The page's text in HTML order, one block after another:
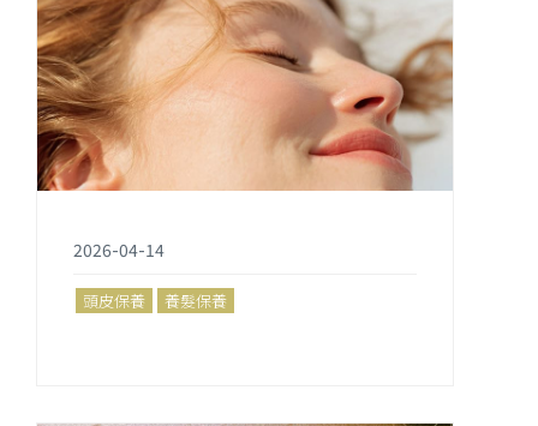
2026-04-14
頭皮保養 養髮保養